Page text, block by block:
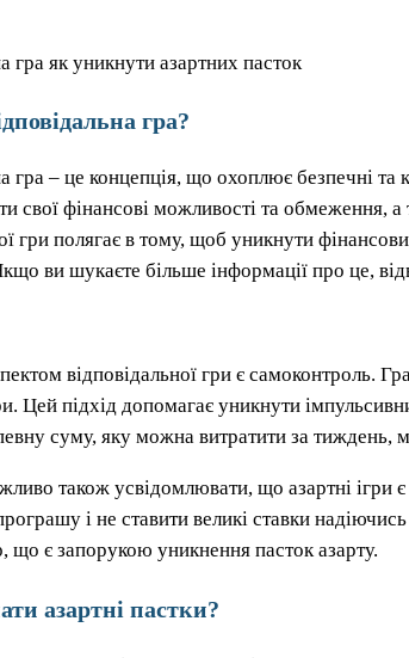
гра як уникнути азартних пасток
гра?
гра – це концепція, що охоплює безпечні та
свої фінансові можливості та обмеження,
гри полягає в тому, щоб уникнути
ви шукаєте більше інформації про це,
відповідальної гри є самоконтроль.
Цей підхід допомагає уникнути
суму, яку можна витратити за тиждень,
також усвідомлювати, що азартні ігри
і не ставити великі ставки
що є запорукою уникнення пасток азарту.
азартні пастки?